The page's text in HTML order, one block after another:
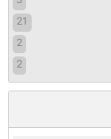
21
2
2